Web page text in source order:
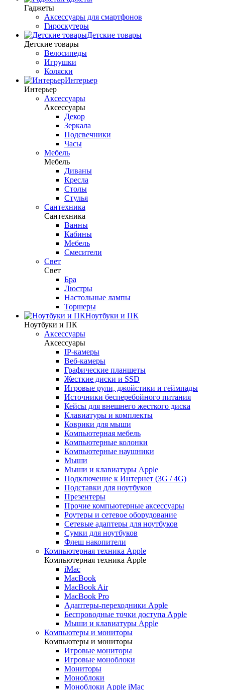
Гаджеты
Аксессуары для смартфонов
Гироскутеры
Детские товары
Детские товары
Велосипеды
Игрушки
Коляски
Интерьер
Интерьер
Аксессуары
Аксессуары
Декор
Зеркала
Подсвечники
Часы
Мебель
Мебель
Диваны
Кресла
Столы
Стулья
Сантехника
Сантехника
Ванны
Кабины
Мебель
Смесители
Свет
Свет
Бра
Люстры
Настольные лампы
Торшеры
Ноутбуки и ПК
Ноутбуки и ПК
Аксессуары
Аксессуары
IP-камеры
Веб-камеры
Графические планшеты
Жесткие диски и SSD
Игровые рули, джойстики и геймпады
Источники бесперебойного питания
Кейсы для внешнего жесткого диска
Клавиатуры и комплекты
Коврики для мыши
Компьютерная мебель
Компьютерные колонки
Компьютерные наушники
Мыши
Мыши и клавиатуры Apple
Подключение к Интернет (3G / 4G)
Подставки для ноутбуков
Презентеры
Прочие компьютерные аксессуары
Роутеры и сетевое оборудование
Сетевые адаптеры для ноутбуков
Сумки для ноутбуков
Флеш накопители
Компьютерная техника Apple
Компьютерная техника Apple
iMac
MacBook
MacBook Air
MacBook Pro
Адаптеры-переходники Apple
Беспроводные точки доступа Apple
Мыши и клавиатуры Apple
Компьютеры и мониторы
Компьютеры и мониторы
Игровые мониторы
Игровые моноблоки
Мониторы
Моноблоки
Моноблоки Apple iMac